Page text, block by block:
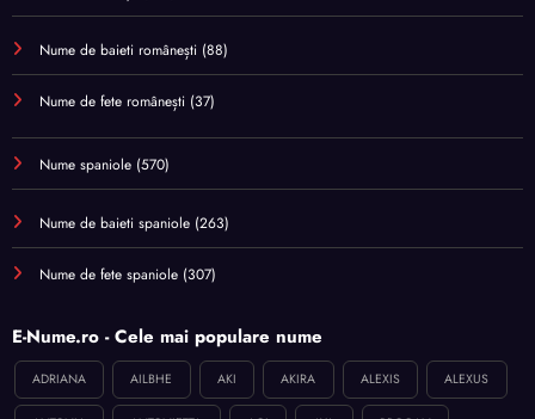
Nume de baieti românești (88)
Nume de fete românești (37)
Nume spaniole (570)
Nume de baieti spaniole (263)
Nume de fete spaniole (307)
E-Nume.ro - Cele mai populare nume
ADRIANA AILBHE AKI AKIRA ALEXIS ALEXUS